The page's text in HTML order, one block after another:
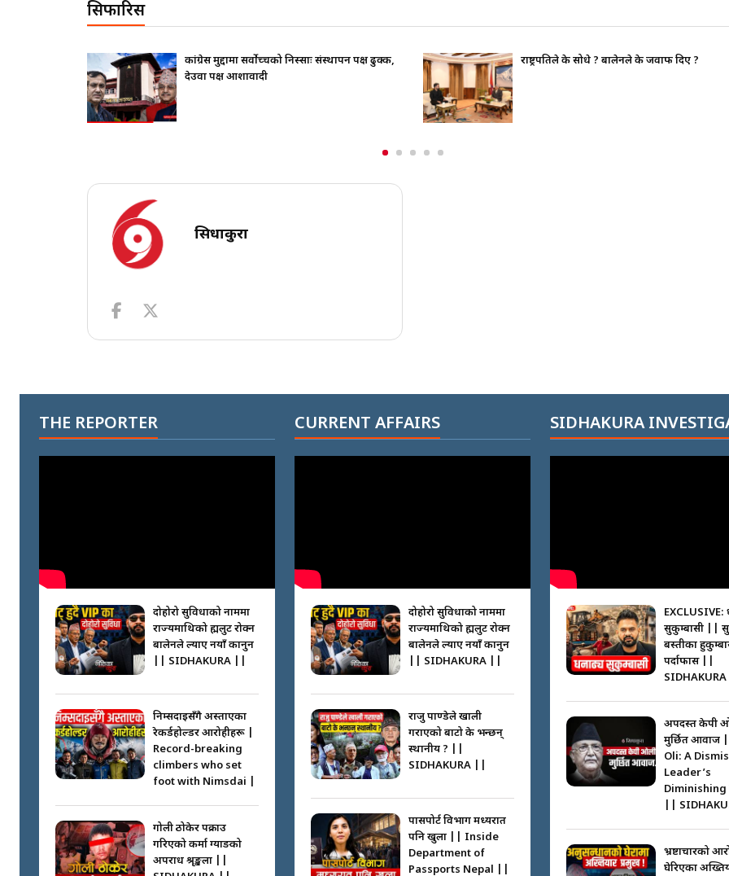
सिफारिस
राष्ट्रपतिले के सोधे ? बालेनले के जवाफ दिए ?
भाइचारा खलबलाउने कुनै पनि क्रियाकलापप्रति
सिधाकुरा
THE REPORTER
दोहोरो सुविधाको नाममा
राज्यमाथिको ब्रह्मलुट रोक्न
बालेनले ल्याए नयाँ कानुन
|| SIDHAKURA ||
निम्सदाइसँगै अस्ताएका
रेकर्डहोल्डर आरोहीहरू |
Record-breaking
climbers who set
foot with Nimsdai |
गोली ठोकेर पक्राउ
गरिएको कर्मा ग्याङको
अपराध श्रृङ्खला ||
CURRENT AFFAIRS
दोहोरो सुविधाको नाममा
राज्यमाथिको ब्रह्मलुट रोक्न
बालेनले ल्याए नयाँ कानुन
|| SIDHAKURA ||
राजु पाण्डेले खाली
गराएको बाटो के भन्छन्
स्थानीय ? ||
SIDHAKURA ||
पासपोर्ट विभाग मध्यरात
पनि खुला || Inside
Department of
Passports Nepal ||
SIDHAKURA
EXCLUSIVE:
सुकुम्बासी ||
बस्तीका
पर्दाफास ||
SIDHAKURA
अपदस्त केपी
मुर्छित आवाज
Oli: A
Leader’s
Diminishing
||
भ्रष्टाचारको
घेरिएका